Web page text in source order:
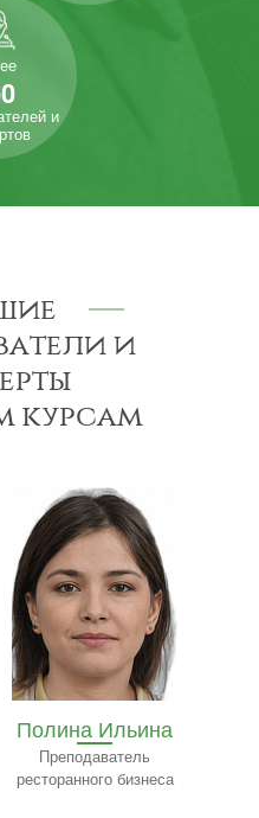
и
и
курсам
Полина Ильина
Преподаватель
ресторанного бизнеса